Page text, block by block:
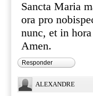
Sancta Maria
ora pro
nunc, et in
Amen.
Responder
ALEXANDRE